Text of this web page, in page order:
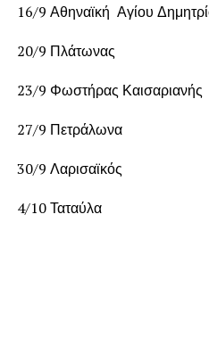
16/9 Αθηναϊκή Αγίου
20/9 Πλάτωνας
23/9 Φωστήρας Καισαριανής
27/9 Πετράλωνα
30/9 Λαρισαϊκός
4/10 Ταταύλα